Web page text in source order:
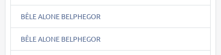
BÊLE ALONE BELPHEGOR
BÊLE ALONE BELPHEGOR